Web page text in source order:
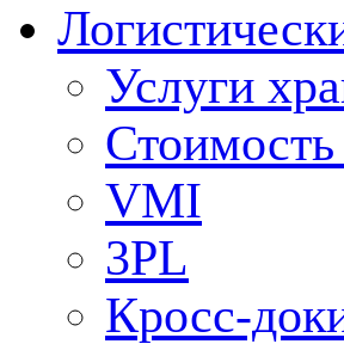
Услуги
VMI
3PL
Кросс-